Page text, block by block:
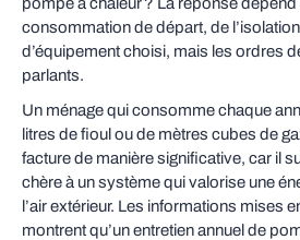
consommation de départ, de
d’équipement choisi, mais les ordres
parlants.
Un ménage qui consomme chaque
litres de fioul ou de mètres cubes de
facture de manière significative, car il
chère à un système qui valorise une
l’air extérieur. Les informations mises
montrent qu’un entretien annuel de